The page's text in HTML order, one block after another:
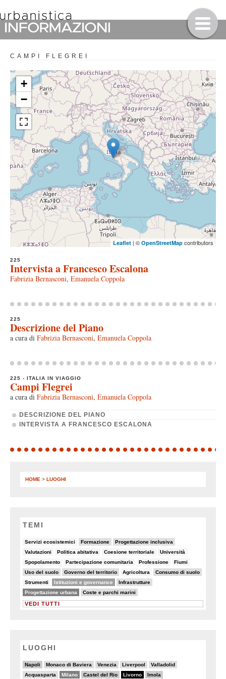
CAMPI FLEGREI
+
−
Leaflet | © OpenStreetMap contributors
225
Intervista a Francesco Escalona
Fabrizia Bernasconi, Emanuela Coppola
225
Descrizione del Piano
a cura di Fabrizia Bernasconi, Emanuela Coppola
225 - ITALIA IN VIAGGIO
Campi Flegrei
a cura di Fabrizia Bernasconi, Emanuela Coppola
DESCRIZIONE DEL PIANO
INTERVISTA A FRANCESCO ESCALONA
HOME > LUOGHI
TEMI
Servizi ecosistemici
6/82 Formazione
9/82 Progettazione inclusiva
10/82
Valutazioni
5/82 Politica abitativa
8/82 Coesione territoriale
8/82 Università
5/82
Spopolamento
6/82 Partecipazione comunitaria
7/82 Professione
5/82 Fiumi
8/82
Uso del suolo
9/82 Governo del territorio
19/82 Agricoltura
5/82 Consumo di suolo
19/82
Strumenti
6/82 Istituzioni e governance
49/82 Infrastrutture
15/82
Progettazione urbana
50/82 Coste e parchi marini
19/82
VEDI TUTTI
LUOGHI
Napoli
7/20 Monaco di Baviera
4/20 Venezia
4/20 Liverpool
3/20 Valladolid
3/20
Acquasparta
3/20 Milano
13/20 Castel del Rio
6/20 Livorno
20/20 Imola
6/20